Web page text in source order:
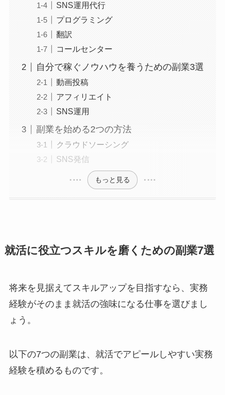
SNS運用代行
プログラミング
翻訳
コールセンター
自分で稼ぐノウハウを養うための副業3選
動画投稿
アフィリエイト
SNS運用
副業を始める2つの方法
クラウドソーシング
SNS発信
もっと見る
就活に役立つスキルを磨くための副業7選
将来を見据えてスキルアップを目指すなら、実務
経験がそのまま就活の強味になる仕事を選びまし
ょう。
以下の7つの副業は、就活でアピールしやすい実務
経験を積めるものです。